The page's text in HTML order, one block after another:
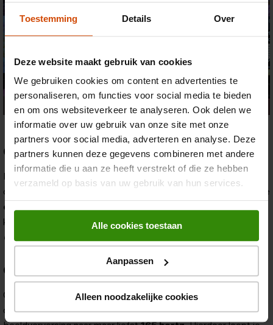
Toestemming Details Over
Deze website maakt gebruik van cookies
We gebruiken cookies om content en advertenties te
personaliseren, om functies voor social media te bieden
en om ons websiteverkeer te analyseren. Ook delen we
informatie over uw gebruik van onze site met onze
partners voor social media, adverteren en analyse. Deze
partners kunnen deze gegevens combineren met andere
informatie die u aan ze heeft verstrekt of die ze hebben
verzameld op basis van uw gebruik van hun services.
Alle cookies toestaan
Aanpassen
Alleen noodzakelijke cookies
Geluid
Los van het 42-inch model van de OLED C6-serie, is het geluid
ook stukken beter dan bij de OLED B6-serie. Dat komt door de
extra speakers
kijken. Je ervaart een voller geluid. Zeker als je dat via
Orchestra
Gaming
Op het gebied van gaming was de OLED B6-serie al vrij
compleet, maar bij de LG OLED C6 gaat de maximale